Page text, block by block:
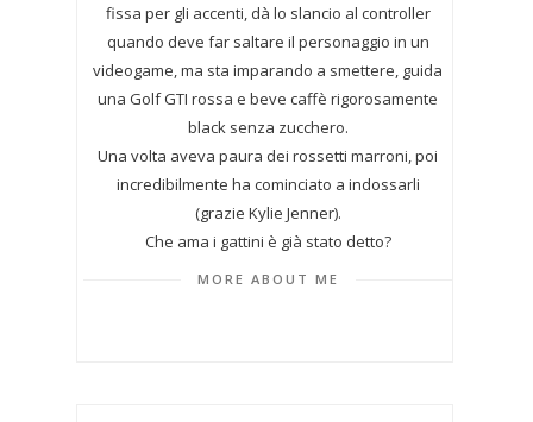
fissa per gli accenti, dà lo slancio al controller
quando deve far saltare il personaggio in un
videogame, ma sta imparando a smettere, guida
una Golf GTI rossa e beve caffè rigorosamente
black senza zucchero.
Una volta aveva paura dei rossetti marroni, poi
incredibilmente ha cominciato a indossarli
(grazie Kylie Jenner).
Che ama i gattini è già stato detto?
MORE ABOUT ME